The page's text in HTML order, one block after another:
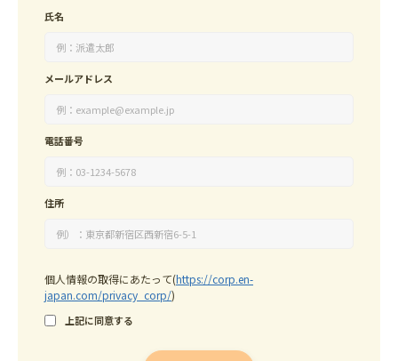
氏名
メールアドレス
電話番号
住所
個人情報の取得にあたって(https://corp.en-
japan.com/privacy_corp/)
上記に同意する